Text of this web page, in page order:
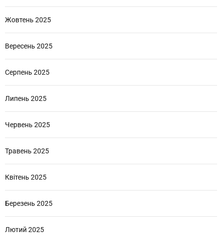
Жовтень 2025
Вересень 2025
Серпень 2025
Липень 2025
Червень 2025
Травень 2025
Квітень 2025
Березень 2025
Лютий 2025